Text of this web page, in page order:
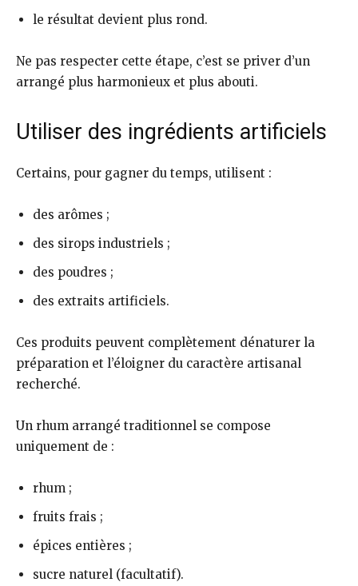
le résultat devient plus rond.
Ne pas respecter cette étape, c’est se priver d’un
arrangé plus harmonieux et plus abouti.
Utiliser des ingrédients artificiels
Certains, pour gagner du temps, utilisent :
des arômes ;
des sirops industriels ;
des poudres ;
des extraits artificiels.
Ces produits peuvent complètement dénaturer la
préparation et l’éloigner du caractère artisanal
recherché.
Un rhum arrangé traditionnel se compose
uniquement de :
rhum ;
fruits frais ;
épices entières ;
sucre naturel (facultatif).